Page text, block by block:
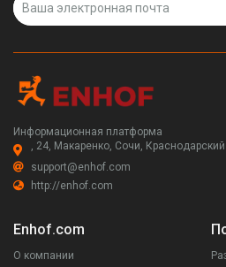
Информационная платформа
, 24, Макаренко, Сочи,
support@enhof.com
http://enhof.com
Enhof.com
О компании